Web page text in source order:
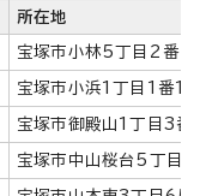
所在地
宝塚市小林5丁目2番
宝塚市小浜1丁目1番11
宝塚市御殿山1丁目3番
宝塚市中山桜台5丁目